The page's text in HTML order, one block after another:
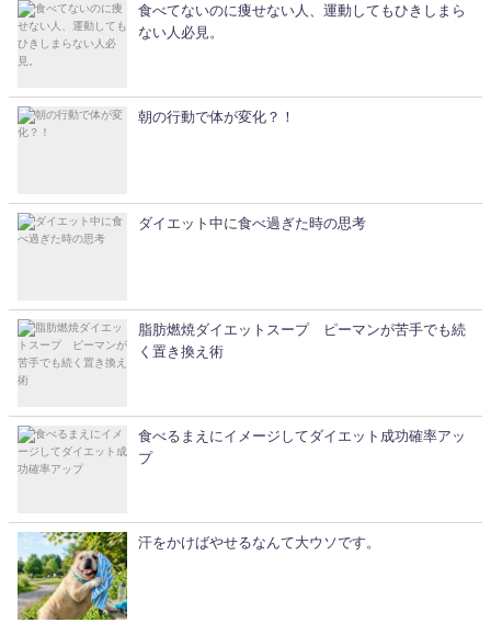
食べてないのに痩せない人、運動してもひきしまら
ない人必見。
朝の行動で体が変化？！
ダイエット中に食べ過ぎた時の思考
脂肪燃焼ダイエットスープ ピーマンが苦手でも続
く置き換え術
食べるまえにイメージしてダイエット成功確率アッ
プ
汗をかけばやせるなんて大ウソです。